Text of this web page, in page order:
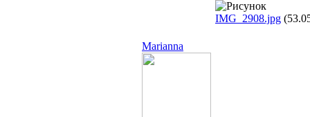
IMG_2908.jpg
Marianna